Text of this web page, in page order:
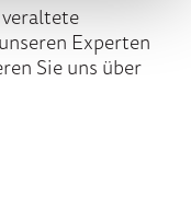
Experten
Sie uns über